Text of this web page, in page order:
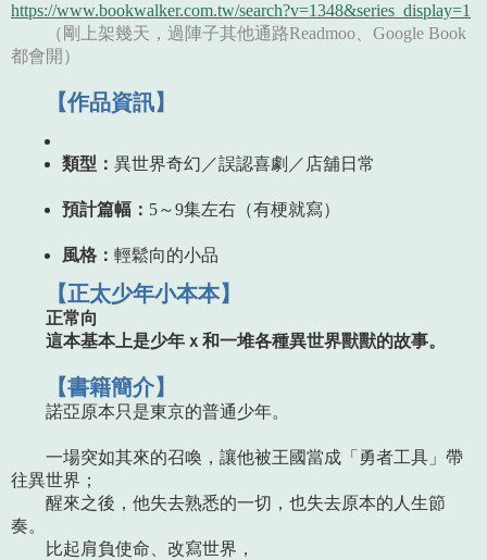
https://www.bookwalker.com.tw/search?v=1348&series_display=1
（剛上架幾天，過陣子其他通路Readmoo、Google Book
都會開）
【作品資訊】
類型： 異世界奇幻／誤認喜劇／店舖日常
預計篇幅： 5～9集左右（有梗就寫）
風格： 輕鬆向的小品
【正太少年小本本】
正常向
這本基本上是少年ｘ和一堆各種異世界獸獸的故事。
【書籍簡介】
諾亞原本只是東京的普通少年。
一場突如其來的召喚，讓他被王國當成「勇者工具」帶
往異世界；
醒來之後，他失去熟悉的一切，也失去原本的人生節
奏。
比起肩負使命、改寫世界，